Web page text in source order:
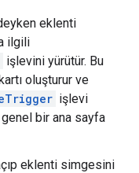
eklenti
ilgili
işlevini yürütür. Bu
oluşturur ve
işlevi
genel bir ana sayfa
eklenti simgesini